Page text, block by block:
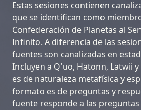
Estas sesiones contienen
que se identifican como
Confederación de Planetas al
Infinito. A diferencia de las
fuentes son canalizadas en
Incluyen a Q'uo, Hatonn, Latwii
es de naturaleza metafísica y
formato es de preguntas y
fuente responde a las